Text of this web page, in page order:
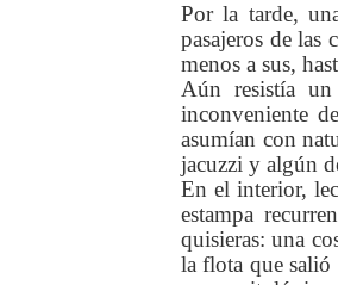
Por la tarde,
pasajeros de las
menos a sus,
Aún resistía
inconveniente
asumían con
jacuzzi y algún
En el interior,
estampa
quisieras: una
la flota que salió